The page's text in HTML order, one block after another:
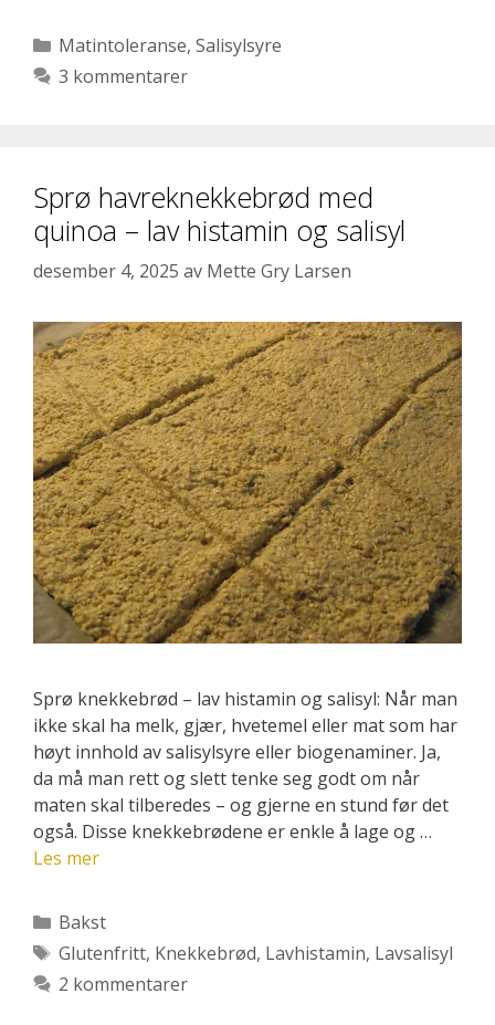
Kategorier
Matintoleranse, Salisylsyre
3 kommentarer
Sprø havreknekkebrød med
quinoa – lav histamin og salisyl
desember 4, 2025 av Mette Gry Larsen
Sprø knekkebrød – lav histamin og salisyl: Når man
ikke skal ha melk, gjær, hvetemel eller mat som har
høyt innhold av salisylsyre eller biogenaminer. Ja,
da må man rett og slett tenke seg godt om når
maten skal tilberedes – og gjerne en stund før det
også. Disse knekkebrødene er enkle å lage og …
Les mer
Kategorier
Bakst
Stikkord
Glutenfritt, Knekkebrød, Lavhistamin, Lavsalisyl
2 kommentarer